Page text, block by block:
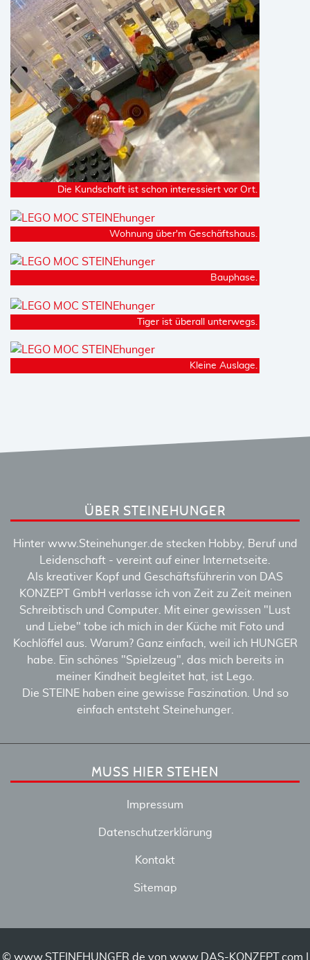
Die Kundschaft ist schon interessiert vor Ort.
Wohnung über'm Geschäftshaus.
Bauphase.
Tiger ist überall unterwegs.
Kleine Auslage.
ÜBER STEINEHUNGER
Hinter www.Steinehunger.de stecken Hobby, Beruf und
Leidenschaft - vereint auf einer Internetseite.
Als kreativer Kopf und Geschäftsführerin von DAS
KONZEPT GmbH verlasse ich von Zeit zu Zeit meinen
Schreibtisch und Computer. Mit einer gewissen "Lust
und Liebe" tobe ich mich in der Küche mit Foto und
Kochlöffel aus. Warum? Ganz einfach, weil ich HUNGER
habe. Ein schönes "Spielzeug", das mich bereits in
meiner Kindheit begleitet hat, ist Lego.
Die STEINE haben eine gewisse Faszination. Und so
einfach entsteht Steinehunger.
MUSS HIER STEHEN
Impressum
Datenschutzerklärung
Kontakt
Sitemap
© www.STEINEHUNGER.de von www.DAS-KONZEPT.com